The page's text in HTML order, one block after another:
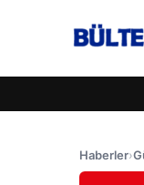
Haberler›